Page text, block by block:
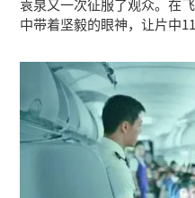
中带着坚毅的眼神，让片中